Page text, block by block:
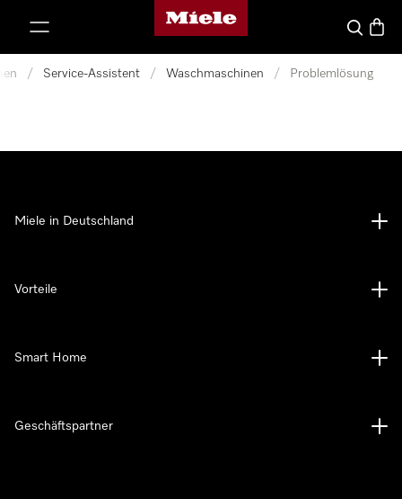
Miele-Homepage
Suche
/ Service-Assistent / Waschmaschinen / Problemlösung
Miele in Deutschland
Vorteile
Smart Home
Geschäftspartner